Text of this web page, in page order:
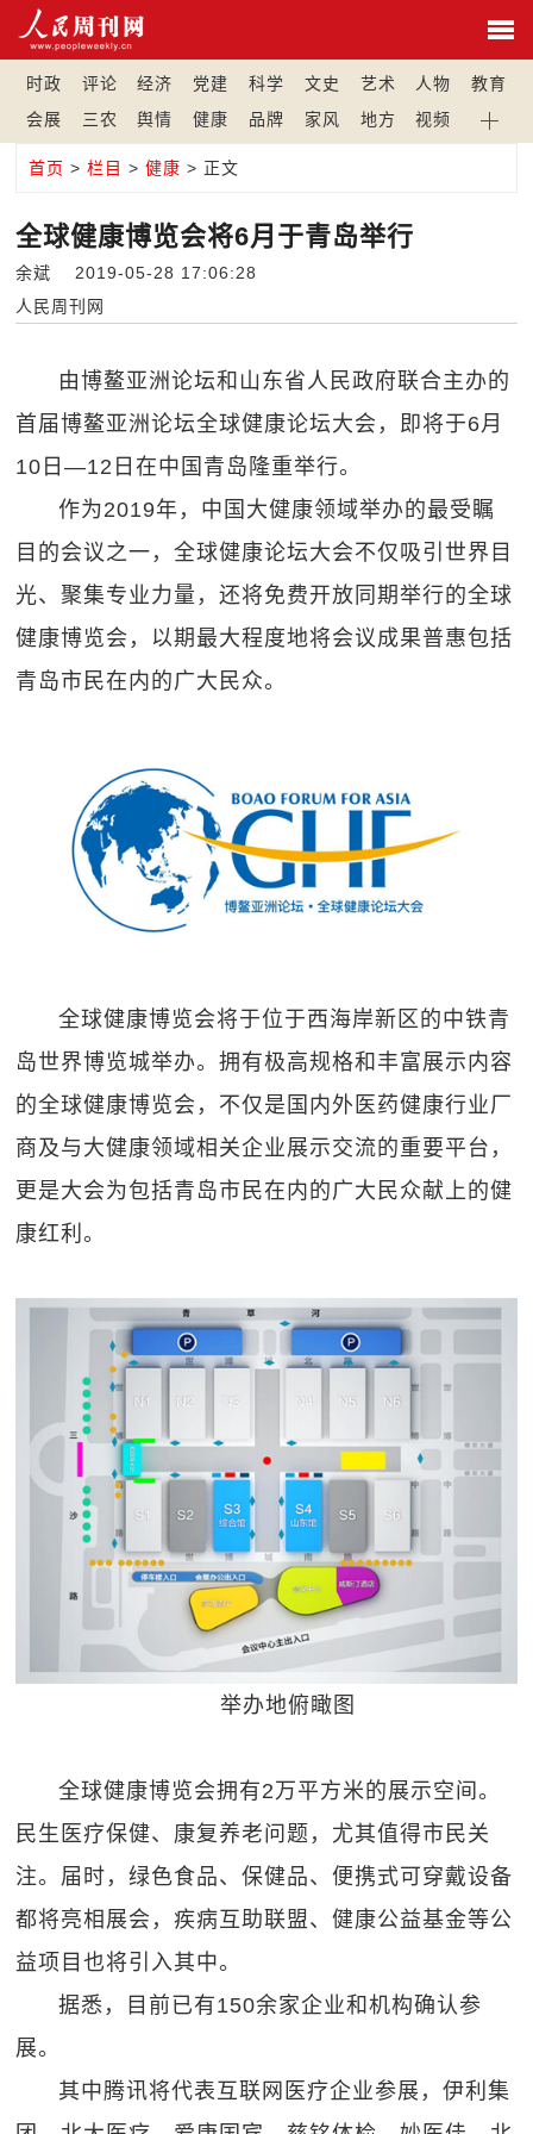
时政 评论 经济 党建 科学 文史 艺术 人物
教育
会展
三农 舆情 健康 品牌 家风 地方 视频
首页 >栏目 >健康 > 正文
全球健康博览会将6月于青岛举行
余斌 2019-05-28 17:06:28
人民周刊网
由博鳌亚洲论坛和山东省人民政府联合主办的
首届博鳌亚洲论坛全球健康论坛大会，即将于6月
10日—12日在中国青岛隆重举行。
作为2019年，中国大健康领域举办的最受瞩
目的会议之一，全球健康论坛大会不仅吸引世界目
光、聚集专业力量，还将免费开放同期举行的全球
健康博览会，以期最大程度地将会议成果普惠包括
青岛市民在内的广大民众。
全球健康博览会将于位于西海岸新区的中铁青
岛世界博览城举办。拥有极高规格和丰富展示内容
的全球健康博览会，不仅是国内外医药健康行业厂
商及与大健康领域相关企业展示交流的重要平台，
更是大会为包括青岛市民在内的广大民众献上的健
康红利。
举办地俯瞰图
全球健康博览会拥有2万平方米的展示空间。
民生医疗保健、康复养老问题，尤其值得市民关
注。届时，绿色食品、保健品、便携式可穿戴设备
都将亮相展会，疾病互助联盟、健康公益基金等公
益项目也将引入其中。
据悉，目前已有150余家企业和机构确认参
展。
其中腾讯将代表互联网医疗企业参展，伊利集